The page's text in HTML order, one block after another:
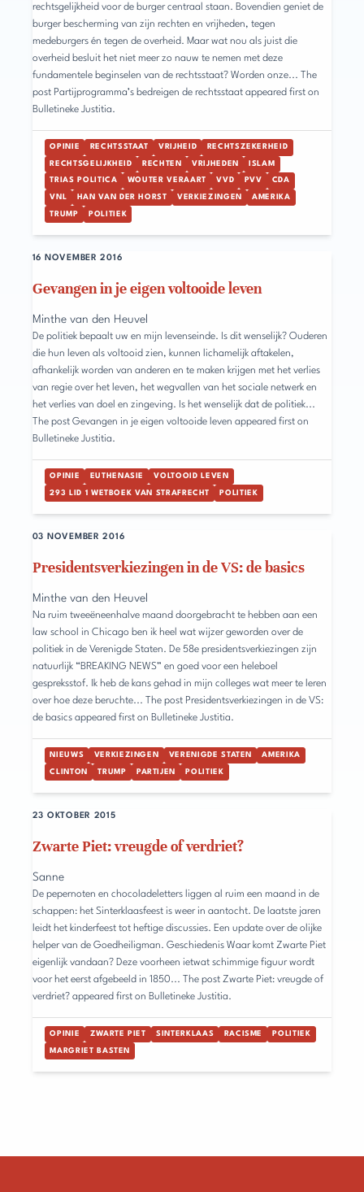
rechtsgelijkheid voor de burger centraal staan. Bovendien geniet de
burger bescherming van zijn rechten en vrijheden, tegen
medeburgers én tegen de overheid. Maar wat nou als juist die
overheid besluit het niet meer zo nauw te nemen met deze
fundamentele beginselen van de rechtsstaat? Worden onze... The
post Partijprogramma’s bedreigen de rechtsstaat appeared first on
Bulletineke Justitia.
OPINIE RECHTSSTAAT VRIJHEID RECHTSZEKERHEID
RECHTSGELIJKHEID RECHTEN VRIJHEDEN ISLAM
TRIAS POLITICA WOUTER VERAART VVD PVV CDA
VNL HAN VAN DER HORST VERKIEZINGEN AMERIKA
TRUMP POLITIEK
Gevangen in je eigen voltooide leven
16 NOVEMBER 2016
Minthe van den Heuvel
De politiek bepaalt uw en mijn levenseinde. Is dit wenselijk? Ouderen
die hun leven als voltooid zien, kunnen lichamelijk aftakelen,
afhankelijk worden van anderen en te maken krijgen met het verlies
van regie over het leven, het wegvallen van het sociale netwerk en
het verlies van doel en zingeving. Is het wenselijk dat de politiek...
The post Gevangen in je eigen voltooide leven appeared first on
Bulletineke Justitia.
OPINIE EUTHENASIE VOLTOOID LEVEN
293 LID 1 WETBOEK VAN STRAFRECHT POLITIEK
Presidentsverkiezingen in de VS: de basics
03 NOVEMBER 2016
Minthe van den Heuvel
Na ruim tweeëneenhalve maand doorgebracht te hebben aan een
law school in Chicago ben ik heel wat wijzer geworden over de
politiek in de Verenigde Staten. De 58e presidentsverkiezingen zijn
natuurlijk “BREAKING NEWS” en goed voor een heleboel
gespreksstof. Ik heb de kans gehad in mijn colleges wat meer te leren
over hoe deze beruchte... The post Presidentsverkiezingen in de VS:
de basics appeared first on Bulletineke Justitia.
NIEUWS VERKIEZINGEN VERENIGDE STATEN AMERIKA
CLINTON TRUMP PARTIJEN POLITIEK
Zwarte Piet: vreugde of verdriet?
23 OKTOBER 2015
Sanne
De pepernoten en chocoladeletters liggen al ruim een maand in de
schappen: het Sinterklaasfeest is weer in aantocht. De laatste jaren
leidt het kinderfeest tot heftige discussies. Een update over de olijke
helper van de Goedheiligman. Geschiedenis Waar komt Zwarte Piet
eigenlijk vandaan? Deze voorheen ietwat schimmige figuur wordt
voor het eerst afgebeeld in 1850... The post Zwarte Piet: vreugde of
verdriet? appeared first on Bulletineke Justitia.
OPINIE ZWARTE PIET SINTERKLAAS RACISME POLITIEK
MARGRIET BASTEN